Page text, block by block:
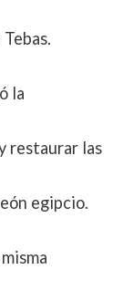
la
restaurar las
egipcio.